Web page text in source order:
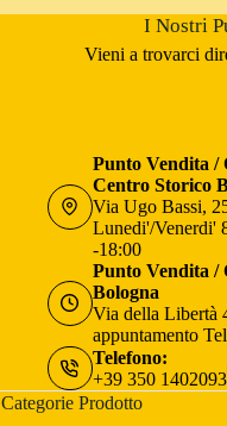
I Nostri
Vieni a trovarci
Punto Vendita /
Centro Storico
Via Ugo Bassi,
Lunedi'/Venerdi'
-18:00
Punto Vendita /
Bologna
Via della Libertà
appuntamento
Telefono:
+39 350 1402093
Categorie Prodotto